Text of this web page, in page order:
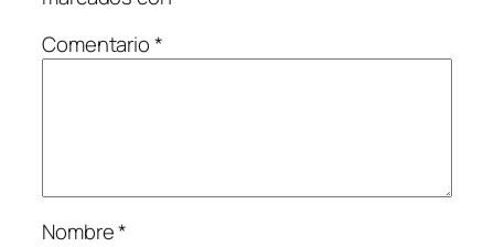
Comentario*
Nombre*